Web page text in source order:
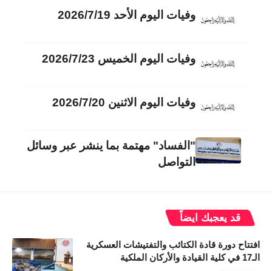
وفيات اليوم الأحد 2026/7/19
وفيات اليوم الخميس 2026/7/23
وفيات اليوم الاثنين 2026/7/20
"الفساد" مهتمة بما ينشر عبر وسائل
التواصل
قد يعجبك ايضاً
افتتاح دورة قادة الكتائب والتفتيشات العسكرية
الـ17 في كلية القيادة والأركان الملكية